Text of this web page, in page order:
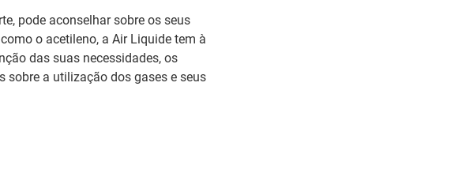
pode aconselhar sobre os seus
o acetileno, a Air Liquide tem à
das suas necessidades, os
a utilização dos gases e seus